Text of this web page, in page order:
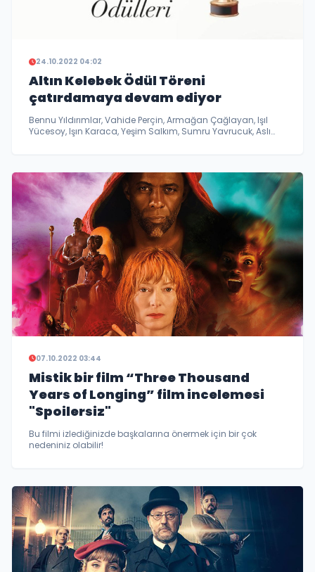
24.10.2022 04:02
Altın Kelebek Ödül Töreni
çatırdamaya devam ediyor
Bennu Yıldırımlar, Vahide Perçin, Armağan Çağlayan, Işıl
Yücesoy, Işın Karaca, Yeşim Salkım, Sumru Yavrucuk, Aslı
07.10.2022 03:44
Mistik bir film “Three Thousand
Years of Longing” film incelemesi
"Spoilersiz"
Bu filmi izlediğinizde başkalarına önermek için bir çok
nedeniniz olabilir!